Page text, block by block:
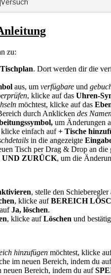
zu:
Tischplan. Dort werden dir die
aus, um verfügbare und
, klicke auf das Uhren-
möchtest, klicke auf das
durch Anklicken des
um Änderungen
einfach auf+ Tische
in die angezeigte
Tisch per Drag & Drop an
UND ZURÜCK, um die
, stelle den Schieberegler
, klicke aufBEREICH
Ja, löschen.
, klicke aufLöschen und
hinzufügen möchtest, klicke
im neuen Bereich, indem du
neuen Bereich, indem du auf